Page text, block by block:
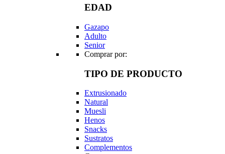
EDAD
Gazapo
Adulto
Senior
Comprar por:
TIPO DE PRODUCTO
Extrusionado
Natural
Muesli
Henos
Snacks
Sustratos
Complementos